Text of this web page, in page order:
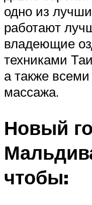
одно из
работают
владеющие
техниками
а также
массажа.
Новый
чтобы: